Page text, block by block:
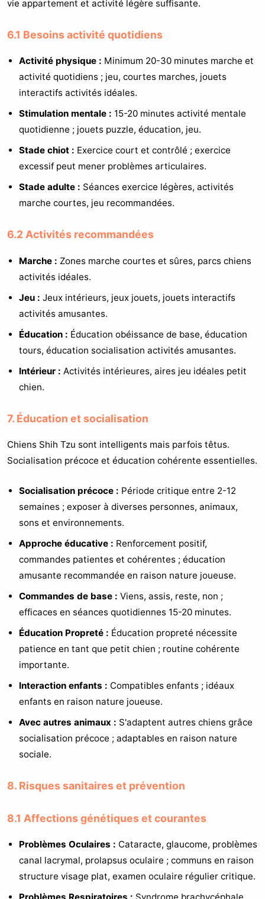
vie appartement et activité légère suffisante.
6.1 Besoins activité quotidiens
Activité physique : Minimum 20-30 minutes marche et
activité quotidiens ; jeu, courtes marches, jouets
interactifs activités idéales.
Stimulation mentale : 15-20 minutes activité mentale
quotidienne ; jouets puzzle, éducation, jeu.
Stade chiot : Exercice court et contrôlé ; exercice
excessif peut mener problèmes articulaires.
Stade adulte : Séances exercice légères, activités
marche courtes, jeu recommandées.
6.2 Activités recommandées
Marche : Zones marche courtes et sûres, parcs chiens
activités idéales.
Jeu : Jeux intérieurs, jeux jouets, jouets interactifs
activités amusantes.
Éducation : Éducation obéissance de base, éducation
tours, éducation socialisation activités amusantes.
Intérieur : Activités intérieures, aires jeu idéales petit
chien.
7. Éducation et socialisation
Chiens Shih Tzu sont intelligents mais parfois têtus.
Socialisation précoce et éducation cohérente essentielles.
Socialisation précoce : Période critique entre 2-12
semaines ; exposer à diverses personnes, animaux,
sons et environnements.
Approche éducative : Renforcement positif,
commandes patientes et cohérentes ; éducation
amusante recommandée en raison nature joueuse.
Commandes de base : Viens, assis, reste, non ;
efficaces en séances quotidiennes 15-20 minutes.
Éducation Propreté : Éducation propreté nécessite
patience en tant que petit chien ; routine cohérente
importante.
Interaction enfants : Compatibles enfants ; idéaux
enfants en raison nature joueuse.
Avec autres animaux : S'adaptent autres chiens grâce
socialisation précoce ; adaptables en raison nature
sociale.
8. Risques sanitaires et prévention
8.1 Affections génétiques et courantes
Problèmes Oculaires : Cataracte, glaucome, problèmes
canal lacrymal, prolapsus oculaire ; communs en raison
structure visage plat, examen oculaire régulier critique.